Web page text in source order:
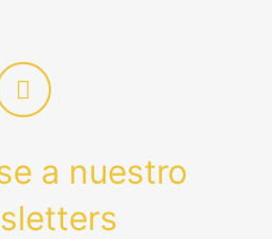
a nuestro